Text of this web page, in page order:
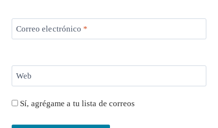
Correo electrónico *
Web
Sí, agrégame a tu lista de correos